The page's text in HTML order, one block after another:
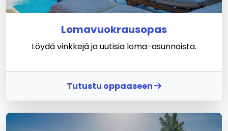
Lomavuokrausopas
Löydä vinkkejä ja uutisia loma-asunnoista.
Tutustu oppaaseen